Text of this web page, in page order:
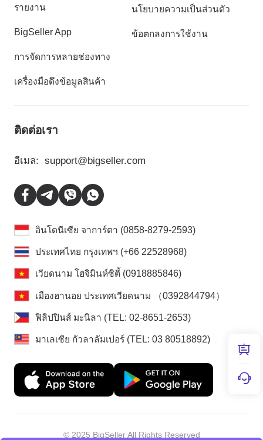
รายงาน
BigSeller App
การจัดการหลายช่องทาง
เครื่องมือดึงข้อมูลสินค้า
นโยบายความเป็นส่วนตัว
ข้อตกลงการใช้งาน
ติดต่อเรา
อีเมล: support@bigseller.com
อินโดนีเซีย จาการ์ตา (0858-8279-2593)
ประเทศไทย กรุงเทพฯ (+66 22528968)
เวียดนาม โฮจิมินห์ซิตี้ (0918885846)
เมืองฮานอย ประเทศเวียดนาม （0392844794）
ฟิลิปปินส์ มะนิลา (TEL: 02-8651-2653)
มาเลเซีย กัวลาลัมเปอร์ (TEL: 03 80518892)
© 2025 BigSeller All Rights Reserved